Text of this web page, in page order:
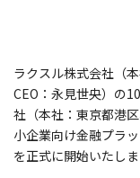
ラクスル株式会社（
CEO：永見世央）の
社 （本社：東京都港
小企業向け金融プラ
を正式に開始いたしま